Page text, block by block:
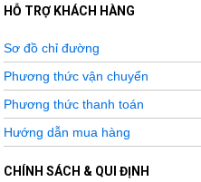
HỖ TRỢ KHÁCH HÀNG
Sơ đồ chỉ đường
Phương thức vận chuyển
Phương thức thanh toán
Hướng dẫn mua hàng
CHÍNH SÁCH & QUI ĐỊNH